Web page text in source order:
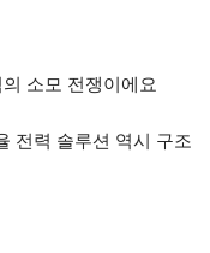
소모 전쟁이에요
전력 솔루션 역시 구조